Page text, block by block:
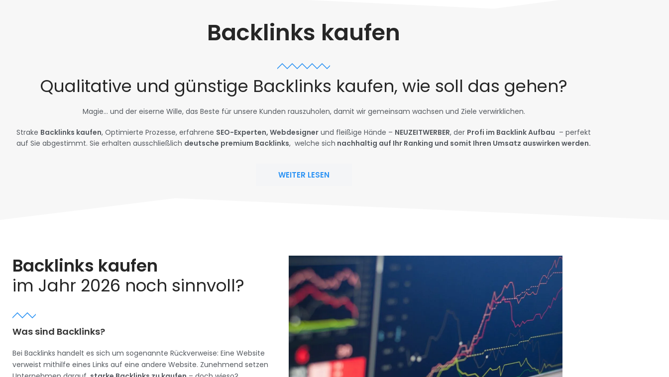
Backlinks kaufen
Qualitative und günstige Backlinks kaufen, wie soll das gehen?
Magie… und der eiserne Wille, das Beste für unsere Kunden rauszuholen, damit wir gemeinsam wachsen und Ziele verwirklichen.
Strake Backlinks kaufen, Optimierte Prozesse, erfahrene SEO-Experten, Webdesigner und fleißige Hände – NEUZEITWERBER, der Profi im Backlink Aufbau – perfekt
auf Sie abgestimmt. Sie erhalten ausschließlich deutsche premium Backlinks, welche sich nachhaltig auf Ihr Ranking und somit Ihren Umsatz auswirken werden.
WEITER LESEN
Backlinks kaufen
im Jahr 2026 noch sinnvoll?
Was sind Backlinks?
Bei Backlinks handelt es sich um sogenannte Rückverweise: Eine Website
verweist mithilfe eines Links auf eine andere Website. Zunehmend setzen